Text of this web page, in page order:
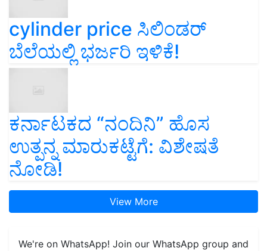
cylinder price ಸಿಲಿಂಡರ್‌
ಬೆಲೆಯಲ್ಲಿ ಭರ್ಜರಿ ಇಳಿಕೆ!
ಕರ್ನಾಟಕದ “ನಂದಿನಿ” ಹೊಸ
ಉತ್ಪನ್ನ ಮಾರುಕಟ್ಟೆಗೆ: ವಿಶೇಷತೆ
ನೋಡಿ!
View More
We're on WhatsApp! Join our WhatsApp group and